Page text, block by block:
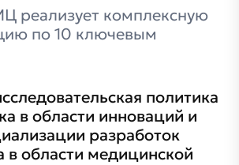
реализует комплексную
по 10 ключевым
политика
в области инноваций и
разработок
в области медицинской